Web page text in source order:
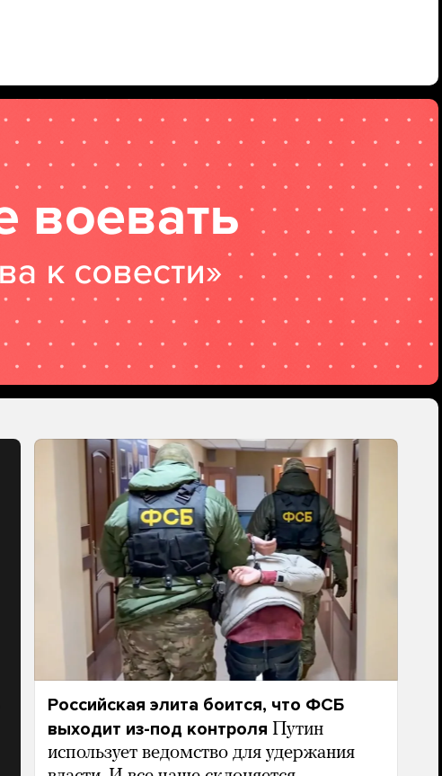
Российская элита боится, что ФСБ
выходит из-под контроля Путин
использует ведомство для удержания